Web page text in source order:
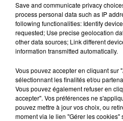
Save and communicate privacy
process personal data such as IP
following functionalities: Identify
requested; Use precise geolocation
other data sources; Link different
information transmitted automatically.
Vous pouvez accepter en cliquant sur
sélectionnant les finalités et/ou
Vous pouvez également refuser en
accepter". Vos préférences ne
pouvez mettre à jour vos choix, ou
moment via le lien "Gérer les